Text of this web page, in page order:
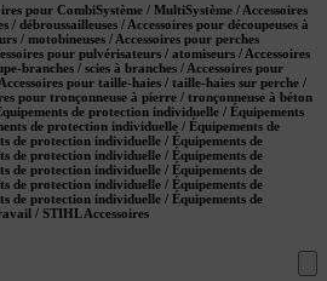
pour CombiSystème / MultiSystème / Accessoires
débroussailleuses / Accessoires pour découpeuses à
/ motobineuses / Accessoires pour perches
pour pulvérisateurs / atomiseurs / Accessoires
branches / scies à branches / Accessoires pour
pour taille-haies / taille-haies sur perche /
pour tronçonneuse à pierre / tronçonneuse à béton
de protection individuelle / Équipements
de protection individuelle / Équipements de
de protection individuelle / Équipements de
de protection individuelle / Équipements de
de protection individuelle / Équipements de
de protection individuelle / Équipements de
de protection individuelle / Équipements de
/ STIHL Accessoires